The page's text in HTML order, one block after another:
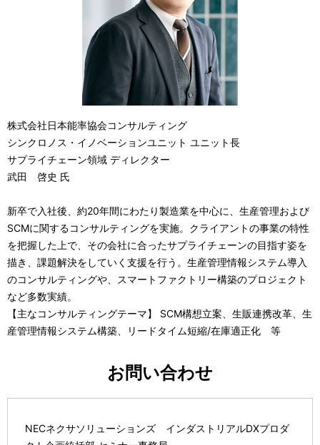
株式会社日本能率協会コンサルティング
シンクロノス・イノベーションユニット ユニット長
サプライチェーン領域 ディレクター
武田 啓史 氏
新卒で入社後、約20年間にわたり製造業を中心に、生産管理および
SCMに関するコンサルティングを実施。クライアントの事業の特性
を把握した上で、その会社に合ったサプライチェーンの目指す姿を
描き、課題解決をしていく支援を行う。生産管理情報システム導入
のコンサルティングや、スマートファクトリー構築のプロジェクト
など多数実績。
【主なコンサルティングテーマ】 SCM構想立案、生販連携改革、生
産管理情報システム構築、リードタイム短縮/在庫適正化 等
お問い合わせ
NECネクサソリューションズ インダストリアルDXプロダ